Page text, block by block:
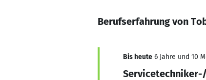
Berufserfahrung von
Bis heute 6 Jahre und 10